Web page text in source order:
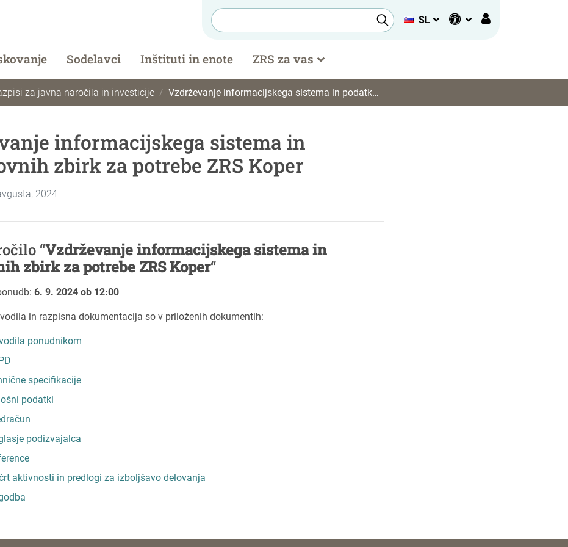
SL
Sodelavci Inštituti in enote ZRS za vas
za javna naročila in investicije Vzdrževanje informacijskega sistema in podatkovnih zbirk za potrebe ZRS Koper
informacijskega sistema in
zbirk za potrebe ZRS Koper
2024
“Vzdrževanje informacijskega sistema in
zbirk za potrebe ZRS Koper“
6. 9. 2024 ob 12:00
in razpisna dokumentacija so v priloženih dokumentih:
ponudnikom
specifikacije
podatki
podizvajalca
aktivnosti in predlogi za izboljšavo delovanja